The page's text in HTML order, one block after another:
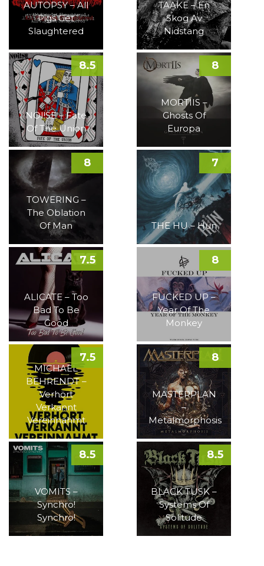
AUTOPSY – All
Pigs Get
Slaughtered
TAAKE – En
Skog Av
Nidstang
NOI!SE – Fate
Of The Union
8.5
MORTIIS –
Ghosts Of
Europa
8
TOWERING –
The Oblation
Of Man
8
THE HU – Hun
7
ALICATE – Too
Bad To Be
Good
7.5
FUCKED UP –
Year Of The
Monkey
8
MICHAEL
BEHRENDT –
Verhört
Verkannt
Vereinnahmt
7.5
MASTERPLAN
–
Metalmorphosis
8
VOMITS –
Synchro!
Synchro!
8.5
BLACK TUSK –
Systems Of
Solitude
8.5